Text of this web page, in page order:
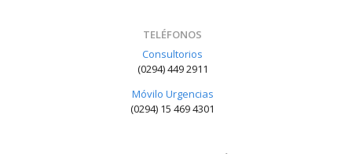
TELÉFONOS
Consultorios
(0294) 449 2911
Móvilo Urgencias
(0294) 15 469 4301